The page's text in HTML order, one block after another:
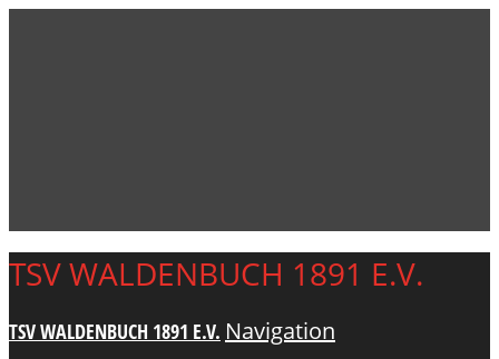
TSV WALDENBUCH 1891 E.V.
TSV WALDENBUCH 1891 E.V. Navigation